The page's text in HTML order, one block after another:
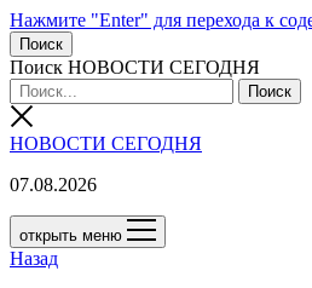
Нажмите "Enter" для перехода к
Поиск
Поиск НОВОСТИ СЕГОДНЯ
НОВОСТИ СЕГОДНЯ
07.08.2026
открыть меню
Назад